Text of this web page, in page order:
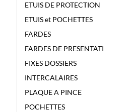
ETUIS DE PROTECTION
ETUIS et POCHETTES
FARDES
FARDES DE PRESENTATI
FIXES DOSSIERS
INTERCALAIRES
PLAQUE A PINCE
POCHETTES